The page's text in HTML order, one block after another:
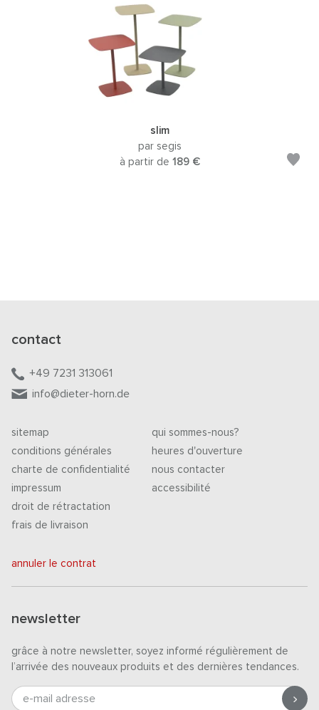
slim
par segis
à partir de 189 €
contact
+49 7231 313061
info@dieter-horn.de
sitemap
conditions générales
charte de confidentialité
impressum
droit de rétractation
frais de livraison
qui sommes-nous?
heures d'ouverture
nous contacter
accessibilité
annuler le contrat
newsletter
grâce à notre newsletter, soyez informé régulièrement de
l’arrivée des nouveaux produits et des dernières tendances.
e-mail adresse